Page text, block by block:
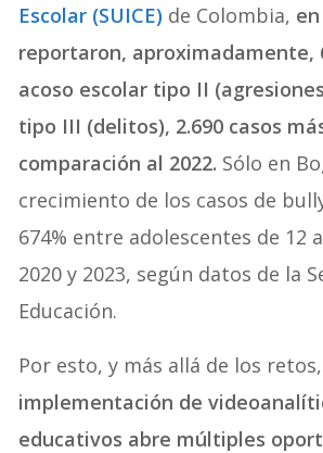
Escolar (SUICE) de Colombia,
reportaron, aproximadamente,
acoso escolar tipo II
tipo III (delitos), 2.690 casos
comparación al 2022. Sólo en
crecimiento de los casos de
674% entre adolescentes de 12
2020 y 2023, según datos de la
Educación.
Por esto, y más allá de los retos,
implementación de
educativos abre múltiples